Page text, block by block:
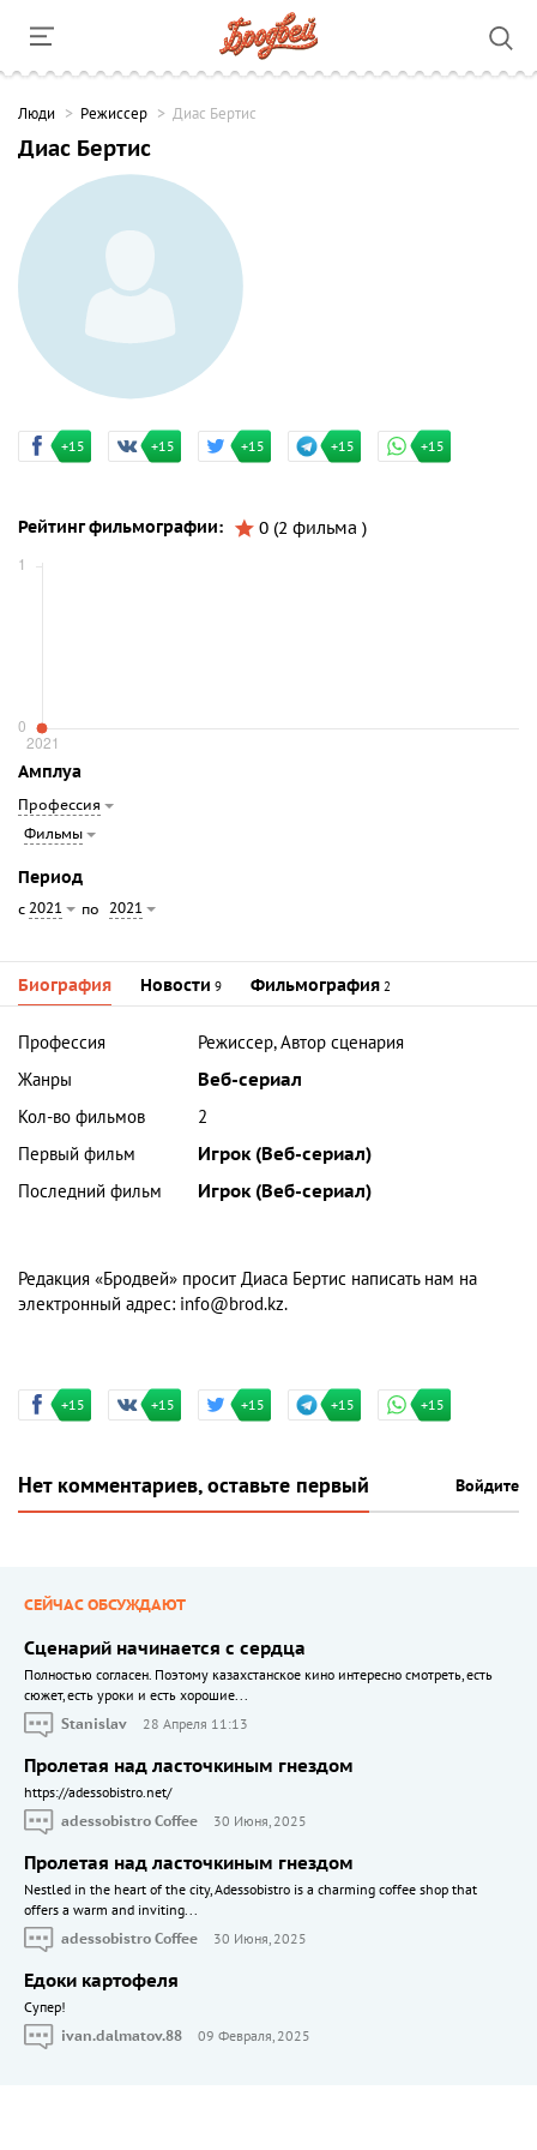
Люди Режиссер Диас Бертис
Диас Бертис
+15 +15 +15 +15 +15
Рейтинг фильмографии: 0 (2 фильма )
Амплуа
Профессия
Фильмы
Период
с 2021 по 2021
Биография Новости 9 Фильмография 2
Профессия
Режиссер, Автор сценария
Жанры
Веб-сериал
Кол-во фильмов
2
Первый фильм
Игрок (Веб-сериал)
Последний фильм
Игрок (Веб-сериал)
Редакция «Бродвей» просит Диаса Бертис написать нам на
электронный адрес: info@brod.kz.
+15 +15 +15 +15 +15
Нет комментариев, оставьте первый Войдите
СЕЙЧАС ОБСУЖДАЮТ
Сценарий начинается с сердца
Полностью согласен. Поэтому казахстанское кино интересно смотреть, есть
сюжет, есть уроки и есть хорошие...
Stanislav
28 Апреля 11:13
Пролетая над ласточкиным гнездом
https://adessobistro.net/
adessobistro Coffee
30 Июня, 2025
Пролетая над ласточкиным гнездом
Nestled in the heart of the city, Adessobistro is a charming coffee shop that
offers a warm and inviting...
adessobistro Coffee
30 Июня, 2025
Едоки картофеля
Cупер!
ivan.dalmatov.88
09 Февраля, 2025